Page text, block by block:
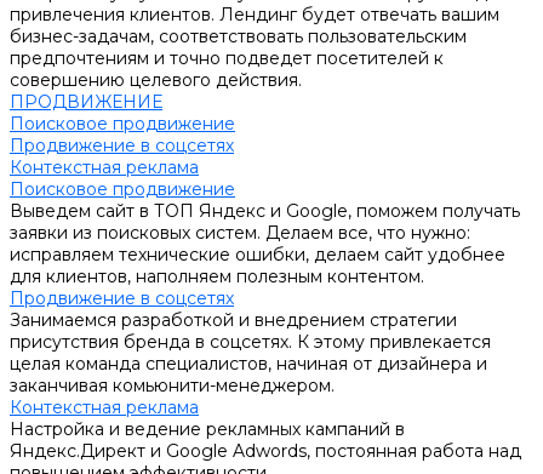
привлечения клиентов. Лендинг будет отвечать вашим
бизнес-задачам, соответствовать пользовательским
предпочтениям и точно подведет посетителей к
совершению целевого действия.
ПРОДВИЖЕНИЕ
Поисковое продвижение
Продвижение в соцсетях
Контекстная реклама
Поисковое продвижение
Выведем сайт в ТОП Яндекс и Google, поможем получать
заявки из поисковых систем. Делаем все, что нужно:
исправляем технические ошибки, делаем сайт удобнее
для клиентов, наполняем полезным контентом.
Продвижение в соцсетях
Занимаемся разработкой и внедрением стратегии
присутствия бренда в соцсетях. К этому привлекается
целая команда специалистов, начиная от дизайнера и
заканчивая комьюнити-менеджером.
Контекстная реклама
Настройка и ведение рекламных кампаний в
Яндекс.Директ и Google Adwords, постоянная работа над